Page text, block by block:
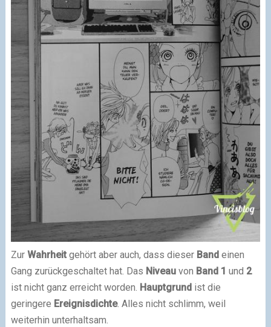
Zur Wahrheitgehört aber auch, dass dieser Band einen
Gang zurückgeschaltet hat. Das Niveauvon Band 1 und 2
ist nicht ganz erreicht worden. Hauptgrund ist die
geringere Ereignisdichte. Alles nicht schlimm, weil
weiterhin unterhaltsam.